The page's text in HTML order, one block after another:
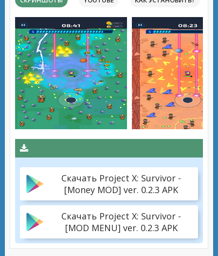
Скачать Project X: Survivor -
[Money MOD] ver. 0.2.3 APK
Скачать Project X: Survivor -
[MOD MENU] ver. 0.2.3 APK